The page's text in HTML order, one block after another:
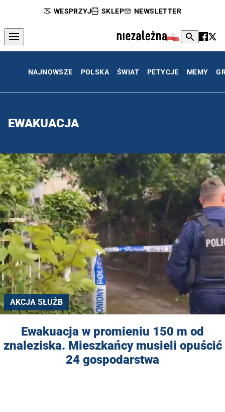
WESPRZYJ SKLEP NEWSLETTER
NAJNOWSZE POLSKA ŚWIAT PETYCJE MEMY
EWAKUACJA
AKCJA SŁUŻB
Ewakuacja w promieniu 150 m od
znaleziska. Mieszkańcy musieli opuścić
24 gospodarstwa